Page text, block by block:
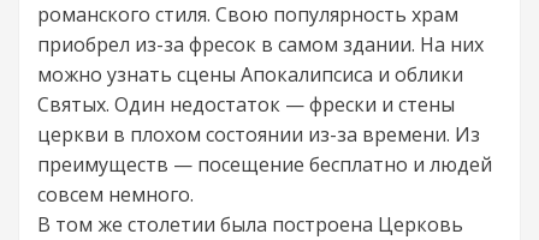
романского стиля. Свою популярность храм
приобрел из-за фресок в самом здании. На них
можно узнать сцены Апокалипсиса и облики
Святых. Один недостаток — фрески и стены
церкви в плохом состоянии из-за времени. Из
преимуществ — посещение бесплатно и людей
совсем немного.
В том же столетии была построена Церковь